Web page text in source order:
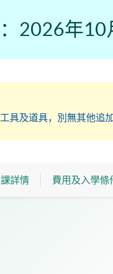
2026年10
具及道具，別無其他追
詳情 費用及入學條